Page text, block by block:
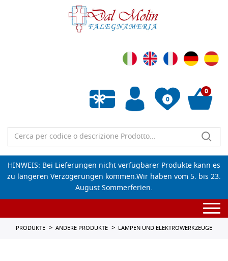
0
Wunschliste leeren
0
HINWEIS: Bei Lieferungen nicht verfügbarer Produkte kann es
zu längeren Verzögerungen kommen.Wir haben vom 5. bis 23.
August Sommerferien.
PRODUKTE ANDERE PRODUKTE LAMPEN UND ELEKTROWERKZEUGE